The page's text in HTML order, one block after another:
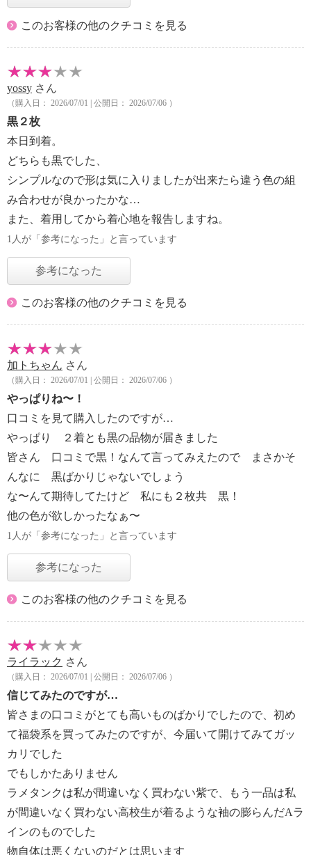
このお客様の他のクチコミを見る
yossy さん
（購入日： 2026/07/01 | 公開日： 2026/07/06 ）
黒２枚
本日到着。
どちらも黒でした、
シンプルなので形は気に入りましたが出来たら違う色の組
み合わせが良かったかな…
また、着用してから着心地を報告しますね。
1人が「参考になった」と言っています
参考になった
このお客様の他のクチコミを見る
加トちゃん さん
（購入日： 2026/07/01 | 公開日： 2026/07/06 ）
やっぱりね〜！
口コミを見て購入したのですが…
やっぱり ２着とも黒の品物が届きました
皆さん 口コミで黒！なんて言ってみえたので まさかそ
んなに 黒ばかりじゃないでしょう
な〜んて期待してたけど 私にも２枚共 黒！
他の色が欲しかったなぁ〜
1人が「参考になった」と言っています
参考になった
このお客様の他のクチコミを見る
ライラック さん
（購入日： 2026/07/01 | 公開日： 2026/07/06 ）
信じてみたのですが…
皆さまの口コミがとても高いものばかりでしたので、初め
て福袋系を買ってみたのですが、今届いて開けてみてガッ
カリでした
でもしかたありません
ラメタンクは私が間違いなく買わない紫で、もう一品は私
が間違いなく買わない高校生が着るような袖の膨らんだAラ
インのものでした
物自体は悪くないのだとは思います